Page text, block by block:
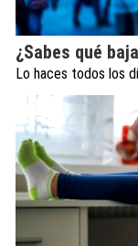
¿Sabes qué
Lo haces todos los